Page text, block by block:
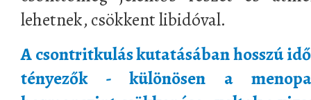
lehetnek, csökkent libidóval.
A csontritkulás kutatásában hosszú
tényezők - különösen a